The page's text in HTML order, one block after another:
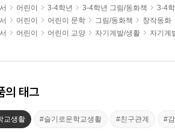
어린이 3-4학년 3-4학년 그림/동화책
3-4
어린이 어린이 문학 그림/동화책
창작동화
어린이 어린이 교양 자기계발/생활 자기계
의 태그
교생활 #슬기로운학교생활 #친구관계 #